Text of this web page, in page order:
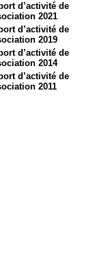
d’activité de
2021
d’activité de
2019
d’activité de
2014
d’activité de
2011